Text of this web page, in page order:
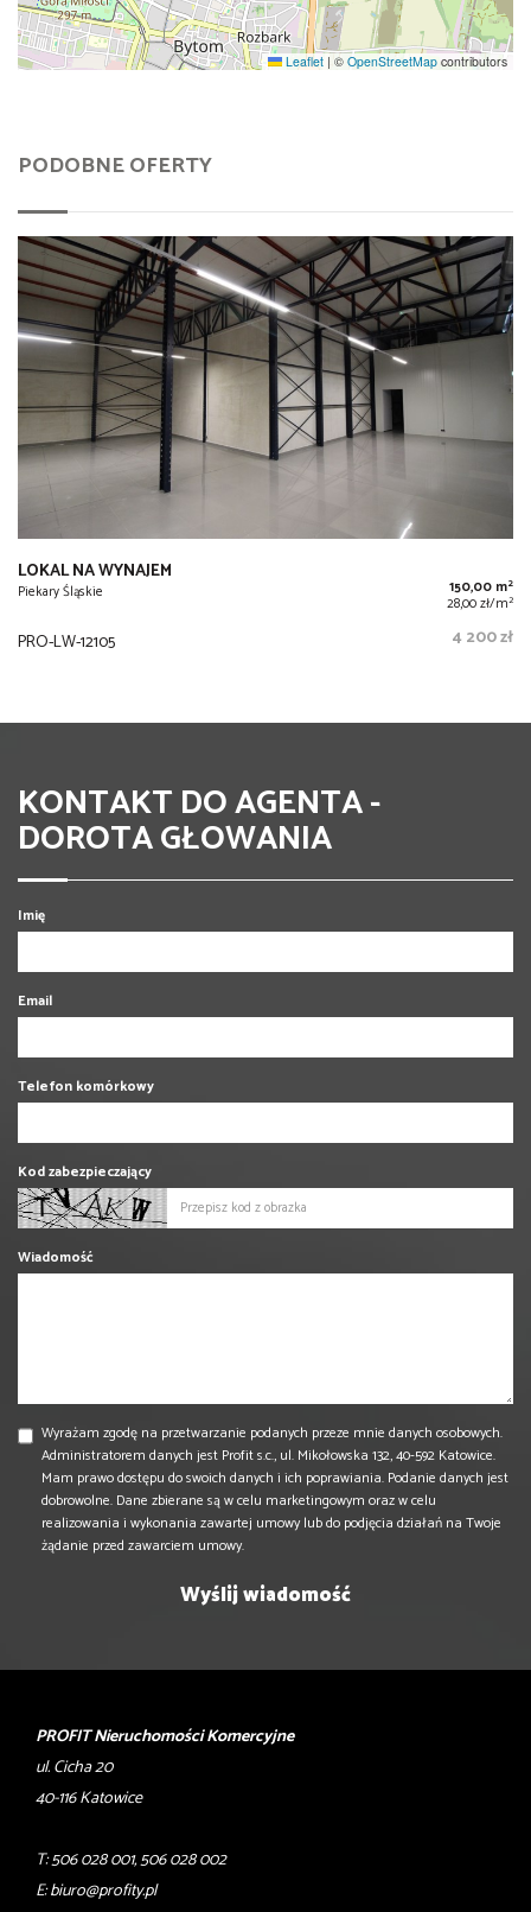
Leaflet | © OpenStreetMap contributors
PODOBNE OFERTY
LOKAL NA WYNAJEM
Piekary Śląskie 150,00 m2
28,00 zł/m2
PRO-LW-12105 4 200 zł
KONTAKT DO AGENTA -
DOROTA GŁOWANIA
Imię
Email
Telefon komórkowy
Kod zabezpieczający
Wiadomość
Wyrażam zgodę na przetwarzanie podanych przeze mnie danych osobowych.
Administratorem danych jest Profit s.c., ul. Mikołowska 132, 40-592 Katowice.
Mam prawo dostępu do swoich danych i ich poprawiania. Podanie danych jest
dobrowolne. Dane zbierane są w celu marketingowym oraz w celu
realizowania i wykonania zawartej umowy lub do podjęcia działań na Twoje
żądanie przed zawarciem umowy.
PROFIT Nieruchomości Komercyjne
ul. Cicha 20
40-116 Katowice
T: 506 028 001, 506 028 002
E:biuro@profity.pl